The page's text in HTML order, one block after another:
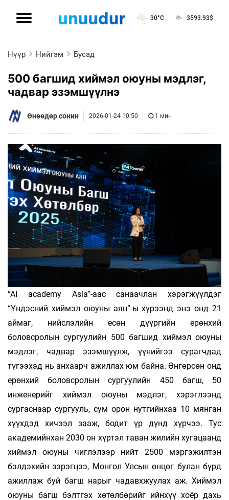
30°C 3593.93$
Нүүр Нийгэм Бусад
500 багшид хиймэл оюуны мэдлэг,
чадвар эзэмшүүлнэ
Өнөөдөр сонин 2026-01-24 10:50 1 мин
“AI academy Asia”-аас санаачлан хэрэгжүүлдэг
“Үндэсний хиймэл оюуны аян”-ы хүрээнд энэ онд 21
аймаг, нийслэлийн есөн дүүргийн ерөнхий
боловсролын сургуулийн 500 багшид хиймэл оюуны
мэдлэг, чадвар эзэмшүүлж, үүнийгээ сурагчдад
түгээхэд нь анхаарч ажиллах юм байна. Өнгөрсөн онд
ерөнхий боловсролын сургуулийн 450 багш, 50
инженерийг хиймэл оюуны мэдлэг, хэрэглээнд
сургаснаар сургууль, сум орон нутгийн­хаа 10 мянган
хүүхдэд хичээл зааж, бодит үр дүнд хүрчээ. Тус
академийнхан 2030 он хүртэл таван жилийн хугацаанд
хиймэл оюуны чиглэлээр нийт 2500 мэргэжилтэн
бэлдэхийн зэрэгцээ, Монгол Улсын өнцөг булан бүрд
ажиллаж буй багш нарыг чадавхжуулах аж. Хиймэл
оюуны багш бэлтгэх хөтөлбөрийг ийн­­хүү хоёр дахь